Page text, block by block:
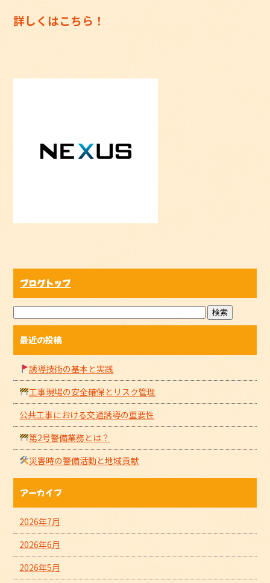
詳しくはこちら！
ブログトップ
最近の投稿
誘導技術の基本と実践
工事現場の安全確保とリスク管理
公共工事における交通誘導の重要性
第2号警備業務とは？
災害時の警備活動と地域貢献
アーカイブ
2026年7月
2026年6月
2026年5月